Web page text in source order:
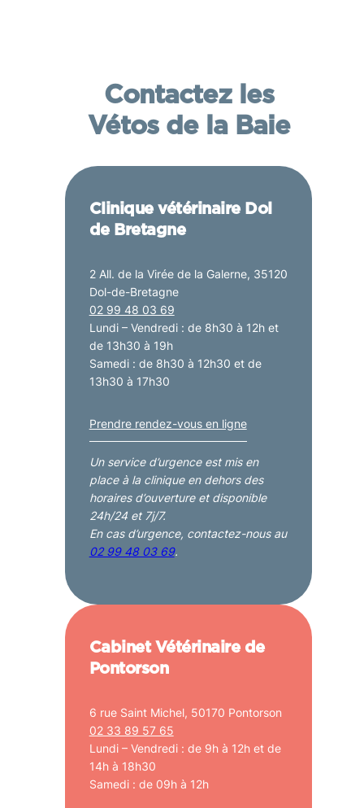
Contactez les
Vétos de la Baie
Clinique vétérinaire Dol
de Bretagne
2 All. de la Virée de la Galerne, 35120
Dol-de-Bretagne
02 99 48 03 69
Lundi – Vendredi : de 8h30 à 12h et
de 13h30 à 19h
Samedi : de 8h30 à 12h30 et de
13h30 à 17h30
Prendre rendez-vous en ligne
Un service d’urgence est mis en
place à la clinique en dehors des
horaires d’ouverture et disponible
24h/24 et 7j/7.
En cas d’urgence, contactez-nous au
02 99 48 03 69.
Cabinet Vétérinaire de
Pontorson
6 rue Saint Michel, 50170 Pontorson
02 33 89 57 65
Lundi – Vendredi : de 9h à 12h et de
14h à 18h30
Samedi : de 09h à 12h